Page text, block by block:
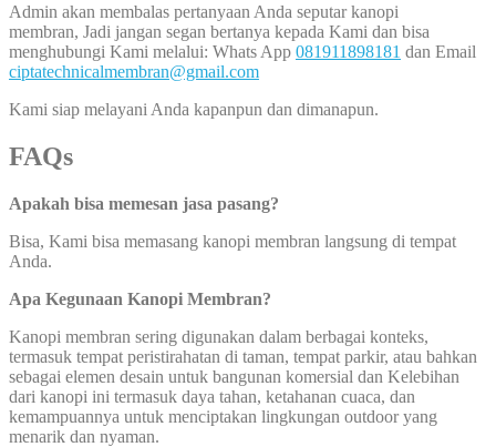
Admin akan membalas pertanyaan Anda seputar kanopi
membran, Jadi jangan segan bertanya kepada Kami dan bisa
menghubungi Kami melalui: Whats App 081911898181 dan Email
ciptatechnicalmembran@gmail.com
Kami siap melayani Anda kapanpun dan dimanapun.
FAQs
Apakah bisa memesan jasa pasang?
Bisa, Kami bisa memasang kanopi membran langsung di tempat
Anda.
Apa Kegunaan Kanopi Membran?
Kanopi membran sering digunakan dalam berbagai konteks,
termasuk tempat peristirahatan di taman, tempat parkir, atau bahkan
sebagai elemen desain untuk bangunan komersial dan Kelebihan
dari kanopi ini termasuk daya tahan, ketahanan cuaca, dan
kemampuannya untuk menciptakan lingkungan outdoor yang
menarik dan nyaman.